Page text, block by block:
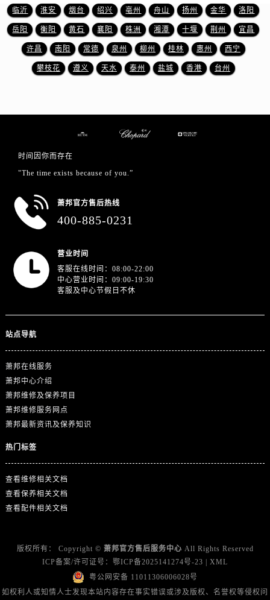
浙江省丽水市莲都区解放街萧邦售后服务中心（需提前预约）
浙江省宁波市江北区大闸南路500号来福士广场办公楼20层2009室萧邦售后服务中心（需提前预约）
浙江省衢州市柯城区上街萧邦售后服务中心（需提前预约）
澳门特别行政区风顺堂区南湾大马路萧邦售后服务中心（需提前预约）
广东省惠州市惠城区江北文昌一路7号华贸大厦1座30层3005室萧邦售后服务中心（需提前预约）
广东省揭阳市榕城进贤门步行街萧邦售后服务中心（需提前预约）
广西壮族自治区百色市右江区中山二路萧邦售后服务中心（需提前预约）
广西壮族自治区崇左市江州区石景林街道友谊大道与丽川路交汇处萧邦售后服务中心（需提前预约）
临沂 淮安 烟台 绍兴 亳州 舟山 扬州 金华 洛阳
岳阳 衡阳 黄石 襄阳 株洲 湘潭 十堰 荆州 宜昌
许昌 南阳 常德 泉州 柳州 桂林 惠州 西宁
攀枝花 遵义 天水 泰州 盐城 香港 台州
时间因你而存在
"The time exists because of you.”
萧邦官方售后热线
400-885-0231
营业时间
客服在线时间：08:00-22:00
中心营业时间：09:00-19:30
客服及中心节假日不休
站点导航
萧邦在线服务
萧邦中心介绍
萧邦维修及保养项目
萧邦维修服务网点
萧邦最新资讯及保养知识
热门标签
查看维修相关文档
查看保养相关文档
查看配件相关文档
版权所有： Copyright © 萧邦官方售后服务中心 All Rights Reserved
ICP备案/许可证号： 鄂ICP备2025141274号-23 | XML
粤公网安备 11011306006028号
如权利人或知情人士发现本站内容存在事实错误或涉及版权、名誉权等侵权问